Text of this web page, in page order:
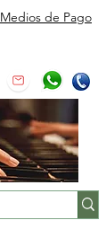
Medios de Pago